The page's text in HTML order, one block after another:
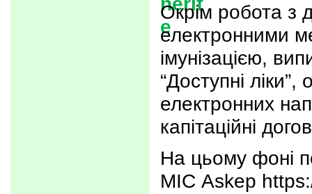
Окрім робота з
електронними
імунізацією,
“Доступні
електронних
капітаційні
На цьому фоні
МІС Askep